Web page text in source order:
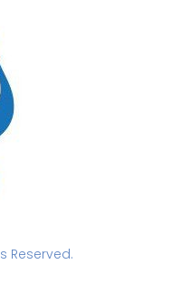
Reserved.